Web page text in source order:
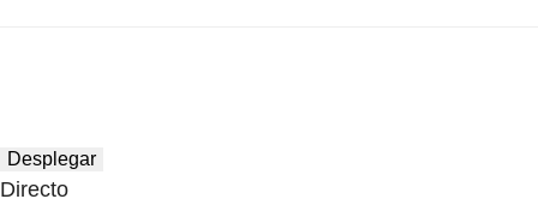
Desplegar
Directo